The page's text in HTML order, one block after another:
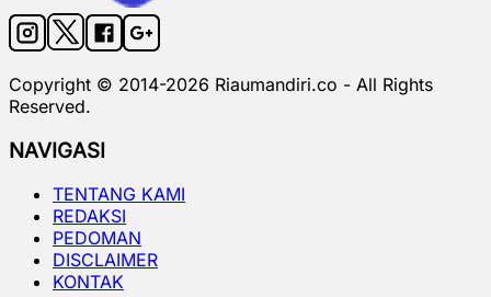
Copyright © 2014-2026 Riaumandiri.co - All Rights
Reserved.
NAVIGASI
TENTANG KAMI
REDAKSI
PEDOMAN
DISCLAIMER
KONTAK